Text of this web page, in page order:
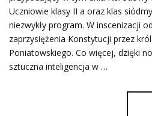
Uczniowie klasy II a oraz klas
niezwykły program. W inscenizacji
zaprzysiężenia Konstytucji przez
Poniatowskiego. Co więcej, dzięki
sztuczna inteligencja w …